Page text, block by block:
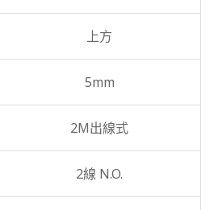
上方
5mm
2M出線式
2線 N.O.